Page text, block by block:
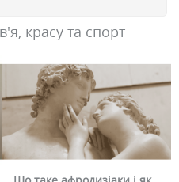
красу та спорт